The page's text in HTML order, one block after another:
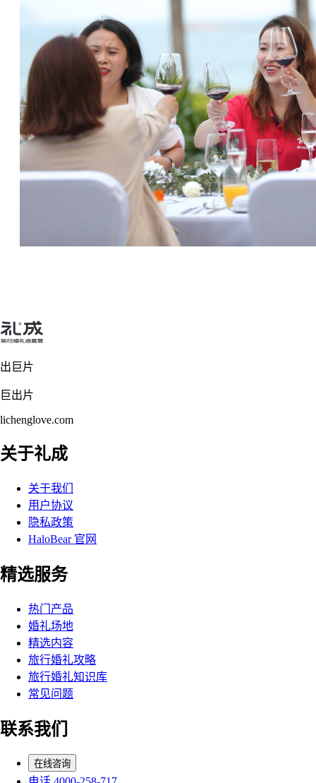
出巨片
巨出片
lichenglove.com
关于礼成
关于我们
用户协议
隐私政策
HaloBear 官网
精选服务
热门产品
婚礼场地
精选内容
旅行婚礼攻略
旅行婚礼知识库
常见问题
联系我们
在线咨询